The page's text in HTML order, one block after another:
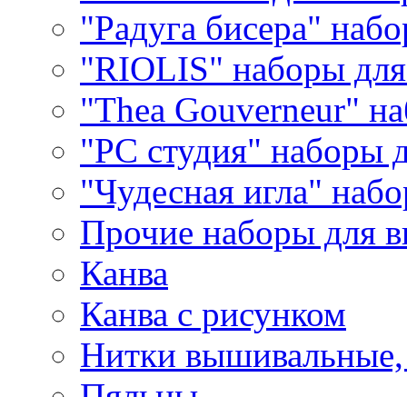
"Радуга бисера"
"RIOLIS" наборы
"Thea Gouverneur"
"РС студия" наборы
"Чудесная игла"
Прочие наборы для
Канва
Канва с рисунком
Нитки